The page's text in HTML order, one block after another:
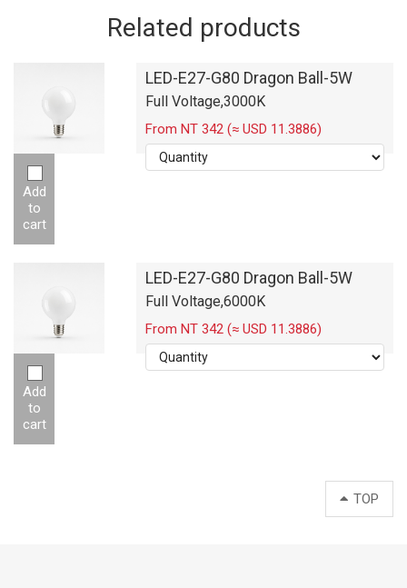
Related products
LED-E27-G80 Dragon Ball-5W
Full Voltage,3000K
From NT 342 (≈ USD 11.3886)
Add
to
cart
LED-E27-G80 Dragon Ball-5W
Full Voltage,6000K
From NT 342 (≈ USD 11.3886)
Add
to
cart
TOP